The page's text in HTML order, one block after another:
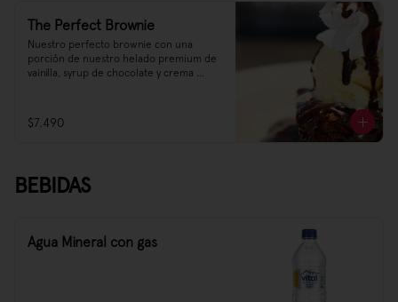
The Perfect Brownie
Nuestro perfecto brownie con una
porción de nuestro helado premium de
vainilla, syrup de chocolate y crema
$7.490
BEBIDAS
Agua Mineral con gas